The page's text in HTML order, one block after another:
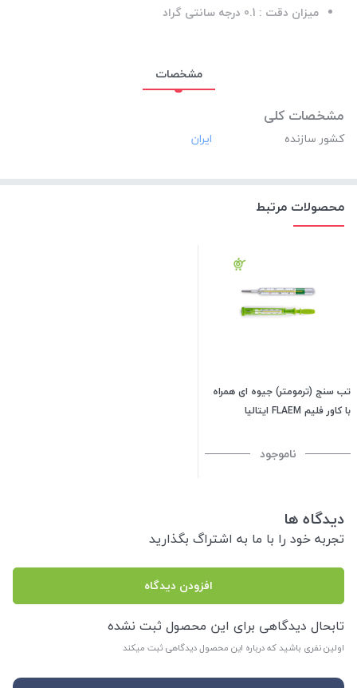
میزان دقت : 0.1 درجه سانتی گراد
مشخصات
مشخصات کلی
کشور سازنده
محصولات مرتبط
تب سنج (ترمومتر) جیوه ای همراه
با کاور فلیم FLAEM ایتالیا
ناموجود
دیدگاه ها
تجربه خود را با ما به اشتراگ بگذارید
افزودن دیدگاه
تابحال دیدگاهی برای این محصول ثبت نشده
اولین نفری باشید که درباره این محصول دیدگاهی ثبت میکند